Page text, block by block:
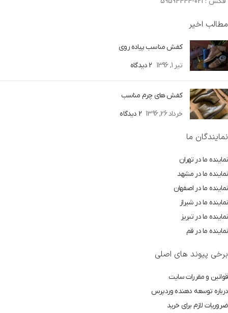
مطالب اخیر
کفش مناسب پیاده روی
تیر 1, 1396
2 دیدگاه
کفش های چرم مناسب
خرداد 26, 1396
2 دیدگاه
نمایندگان ما
نماینده ما در تهران
نماینده ما در مشهد
نماینده ما در اصفهان
نماینده ما در شیراز
نماینده ما در تبریز
نماینده ما در قم
برخی پیوند های اصلی
قوانین و مقررات سایت
درباره توسعه دهنده وردپرس
ضروریات لازم برای خرید